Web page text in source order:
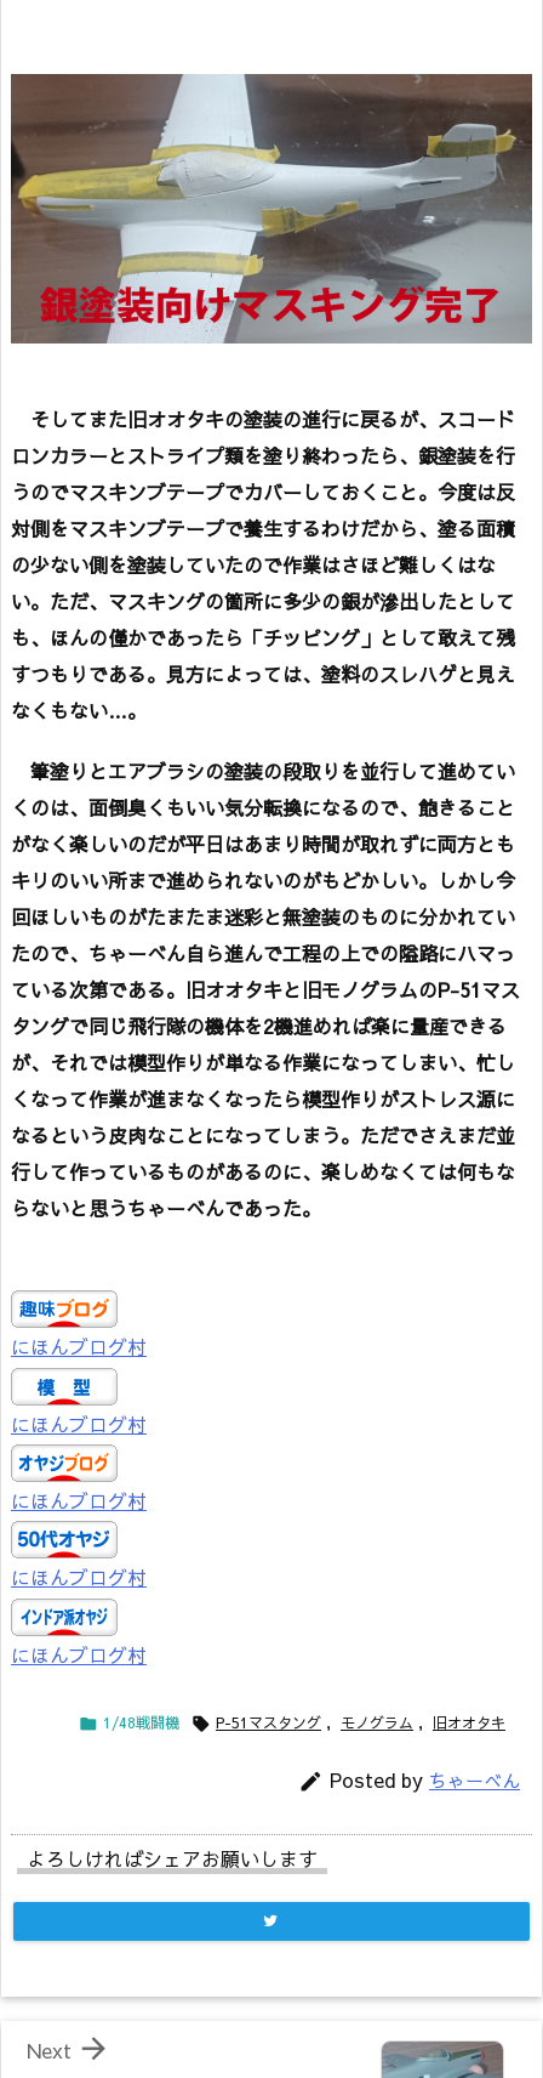
そしてまた旧オオタキの塗装の進行に戻るが、スコード
ロンカラーとストライプ類を塗り終わったら、銀塗装を行
うのでマスキンブテープでカバーしておくこと。今度は反
対側をマスキンブテープで養生するわけだから、塗る面積
の少ない側を塗装していたので作業はさほど難しくはな
い。ただ、マスキングの箇所に多少の銀が滲出したとして
も、ほんの僅かであったら「チッピング」として敢えて残
すつもりである。見方によっては、塗料のスレハゲと見え
なくもない…。
筆塗りとエアブラシの塗装の段取りを並行して進めてい
くのは、面倒臭くもいい気分転換になるので、飽きること
がなく楽しいのだが平日はあまり時間が取れずに両方とも
キリのいい所まで進められないのがもどかしい。しかし今
回ほしいものがたまたま迷彩と無塗装のものに分かれてい
たので、ちゃーべん自ら進んで工程の上での隘路にハマっ
ている次第である。旧オオタキと旧モノグラムのP-51マス
タングで同じ飛行隊の機体を2機進めれば楽に量産できる
が、それでは模型作りが単なる作業になってしまい、忙し
くなって作業が進まなくなったら模型作りがストレス源に
なるという皮肉なことになってしまう。ただでさえまだ並
行して作っているものがあるのに、楽しめなくては何もな
らないと思うちゃーべんであった。
にほんブログ村
にほんブログ村
にほんブログ村
にほんブログ村
にほんブログ村
 1/48戦闘機  P-51マスタング , モノグラム , 旧オオタキ
 Posted by ちゃーべん
よろしければシェアお願いします

Next